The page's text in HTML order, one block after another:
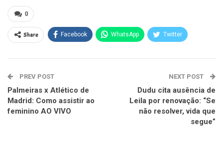
0
Share Facebook WhatsApp Twitter
PREV POST
Palmeiras x Atlético de
Madrid: Como assistir ao
feminino AO VIVO
NEXT POST
Dudu cita ausência de
Leila por renovação: “Se
não resolver, vida que
segue”